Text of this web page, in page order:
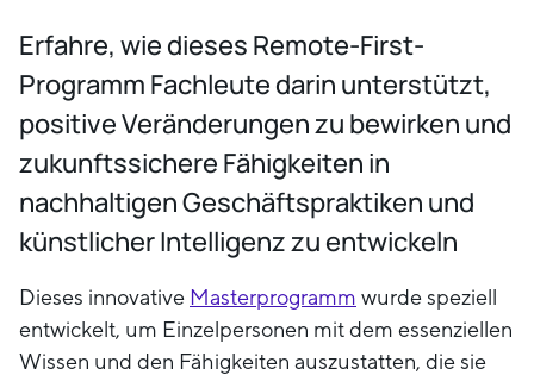
Erfahre, wie dieses Remote-First-
Programm Fachleute darin unterstützt,
positive Veränderungen zu bewirken und
zukunftssichere Fähigkeiten in
nachhaltigen Geschäftspraktiken und
künstlicher Intelligenz zu entwickeln
Dieses innovative Masterprogramm wurde speziell
entwickelt, um Einzelpersonen mit dem essenziellen
Wissen und den Fähigkeiten auszustatten, die sie